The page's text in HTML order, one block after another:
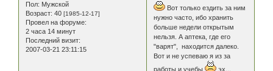
Пол: Мужской
Возраст: 40 [1985-12-17]
Провел на форуме:
2 часа 14 минут
Последний визит:
2007-03-21 23:11:15
Вот только ездить за ним
нужно часто, ибо хранить
больше недели открытым
нельзя. А аптека, где его
"варят", находится далеко.
Вот и не успеваю я из за
работы и учебы
эх...